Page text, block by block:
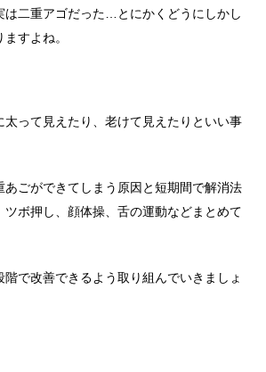
は二重アゴだった…とにかくどうにしかし
すよね。
太って見えたり、老けて見えたりといい事
あごができてしまう原因と短期間で解消法
ツボ押し、顔体操、舌の運動などまとめて
で改善できるよう取り組んでいきましょ